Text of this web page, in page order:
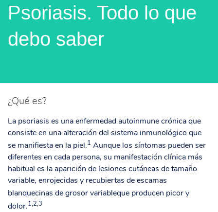
Psoriasis. Todo lo que
debo saber
¿Qué es?
La psoriasis es una enfermedad autoinmune crónica que
consiste en una alteración del sistema inmunológico que
se manifiesta en la piel.1 Aunque los síntomas pueden ser
diferentes en cada persona, su manifestación clínica más
habitual es la aparición de lesiones cutáneas de tamaño
variable, enrojecidas y recubiertas de escamas
blanquecinas de grosor variableque producen picor y
dolor.1,2,3